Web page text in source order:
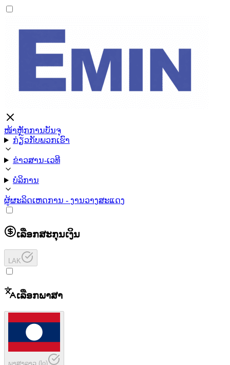
ໜ້າຫຼັກການບັນຈຸ
ກ່ຽວກັບພວກເຮົາ
ຂ່າວສານ-ເວທີ
ບໍລິການ
ຜູ້ຜະລິດເຫດການ - ງານວາງສະແດງ
ເລືອກສະກຸນເງິນ
LAK
ເລືອກພາສາ
ພາສາລາວ (lo)